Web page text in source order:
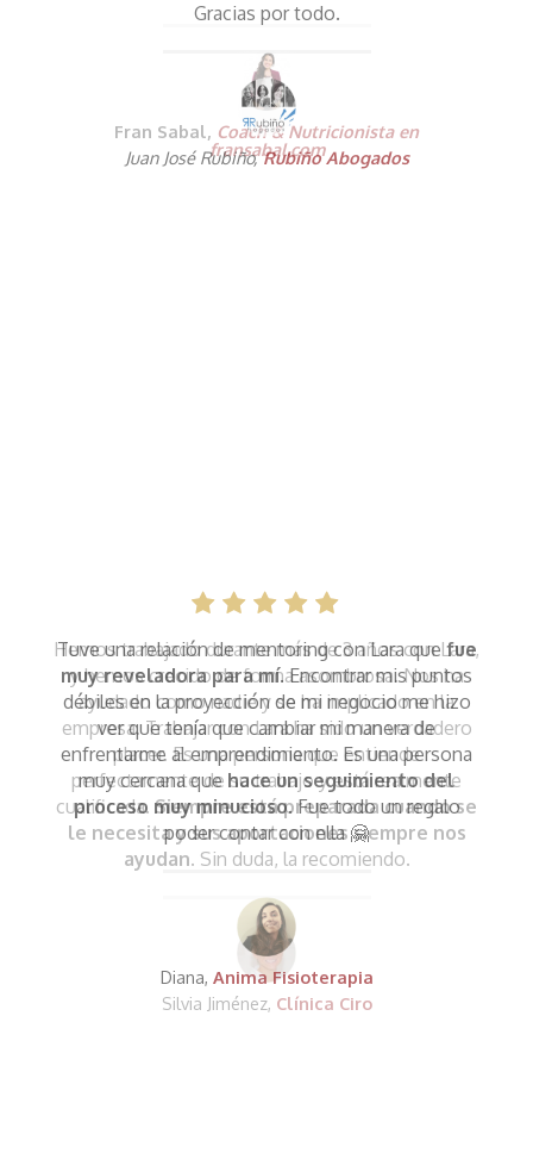
Fran Sabal, Coach & Nutricionista en
fransabal.com
Hemos trabajado durante más de 3 años con Lara,
y hemos crecido de forma asombrosa. Nos ha
ayudado como nadie y se ha implicado en la
empresa. Trabajar con Lara ha sido un verdadero
placer. Es una persona que entiende
perfectamente de su trabajo y está realmente
cualificada. Siempre está preparada cuando se
le necesita y sus aportaciones siempre nos
ayudan. Sin duda, la recomiendo.
Silvia Jiménez, Clínica Ciro